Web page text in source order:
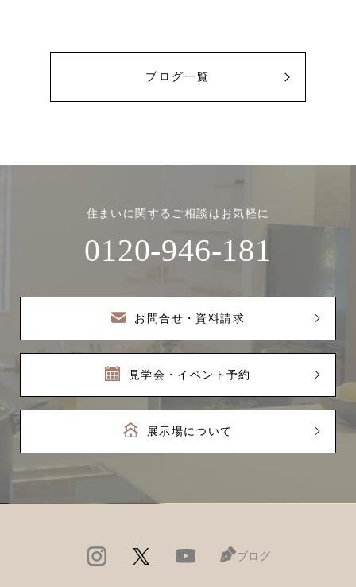
ブログ一覧
住まいに関するご相談はお気軽に
0120-946-181
お問合せ・資料請求
見学会・イベント予約
展示場について
ブログ